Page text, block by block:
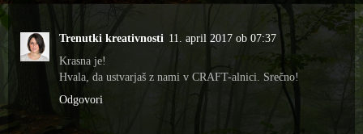
Trenutki kreativnosti 11. april 2017 ob 07:37
Krasna je!
Hvala, da ustvarjaš z nami v CRAFT-alnici. Srečno!
Odgovori